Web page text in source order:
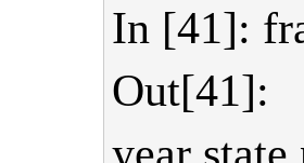
In [41]:
Out[41]:
year state